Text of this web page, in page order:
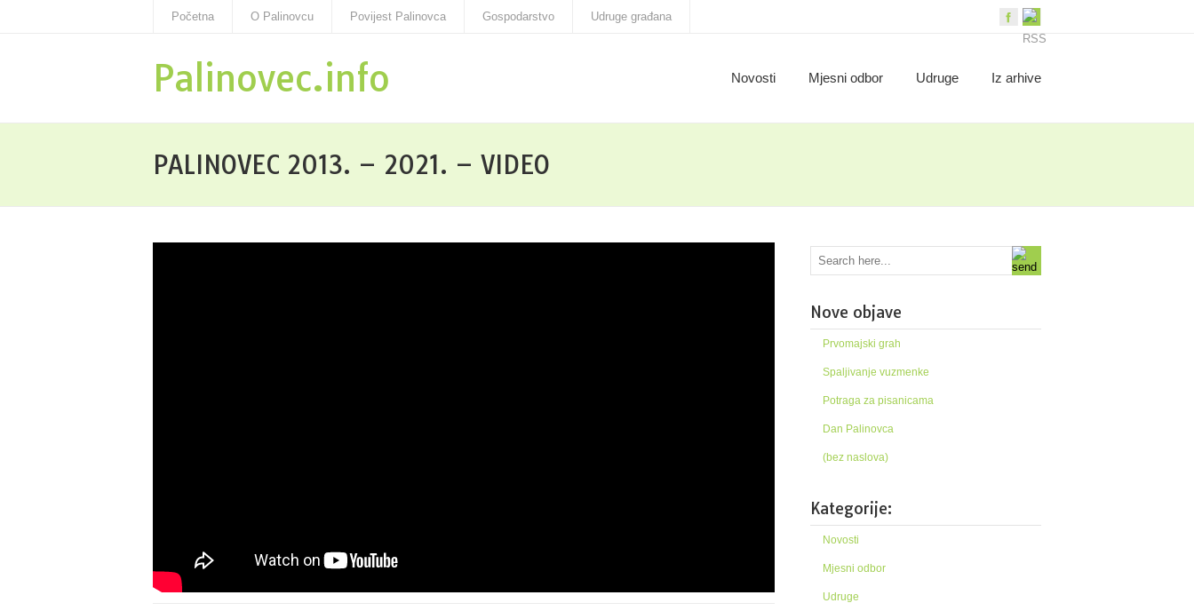
Početna O Palinovcu Povijest Palinovca Gospodarstvo Udruge građana
Palinovec.info Novosti Mjesni odbor Udruge Iz arhive
PALINOVEC 2013. – 2021. – VIDEO
Nove objave
Prvomajski grah
Spaljivanje vuzmenke
Potraga za pisanicama
Dan Palinovca
(bez naslova)
Kategorije:
Novosti
Mjesni odbor
Udruge